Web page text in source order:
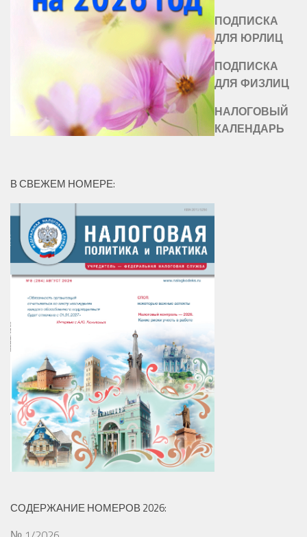
ПОДПИСКА
ДЛЯ ЮРЛИЦ
ПОДПИСКА
ДЛЯ ФИЗЛИЦ
НАЛОГОВЫЙ
КАЛЕНДАРЬ
В СВЕЖЕМ НОМЕРЕ:
СОДЕРЖАНИЕ НОМЕРОВ 2026: